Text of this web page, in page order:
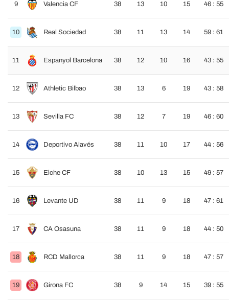
9 Valencia CF 38 13 10 15 46 : 55
10 Real Sociedad 38 11 13 14 59 : 61
11 Espanyol Barcelona 38 12 10 16 43 : 55
12 Athletic Bilbao 38 13 6 19 43 : 58
13 Sevilla FC 38 12 7 19 46 : 60
14 Deportivo Alavés 38 11 10 17 44 : 56
15 Elche CF 38 10 13 15 49 : 57
16 Levante UD 38 11 9 18 47 : 61
17 CA Osasuna 38 11 9 18 44 : 50
18 RCD Mallorca 38 11 9 18 47 : 57
19 Girona FC 38 9 14 15 39 : 55